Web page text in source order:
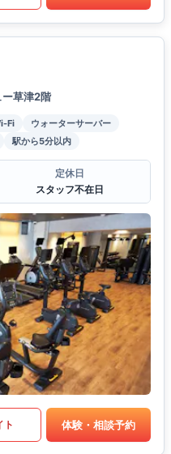
ー草津2階
Fi
ウォーターサーバー
駅から5分以内
定休日
スタッフ不在日
ト 体験・相談予約